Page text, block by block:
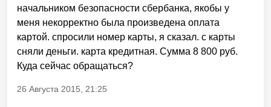
начальником безопасности сбербанка, якобы у
меня некорректно была произведена оплата
картой. спросили номер карты, я сказал. с карты
сняли деньги. карта кредитная. Сумма 8 800 руб.
Куда сейчас обращаться?
26 Августа 2015, 21:25